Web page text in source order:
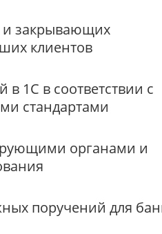
и закрывающих
клиентов
в 1С в соответствии с
стандартами
органами и
поручений для